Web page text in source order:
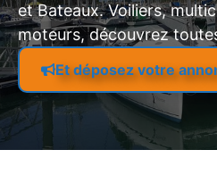
et Bateaux. Voiliers,
moteurs, découvrez
Et déposez votre